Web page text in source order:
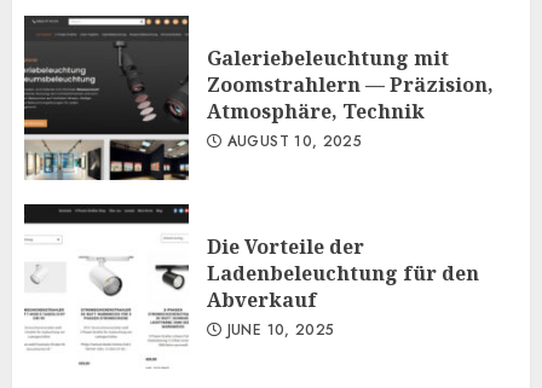
Galeriebeleuchtung mit
Zoomstrahlern — Präzision,
Atmosphäre, Technik
AUGUST 10, 2025
Die Vorteile der
Ladenbeleuchtung für den
Abverkauf
JUNE 10, 2025